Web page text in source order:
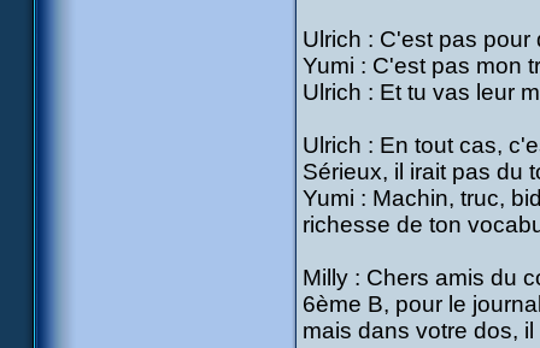
Ulrich : C'est pas pour
Yumi : C'est pas mon
Ulrich : Et tu vas leur
Ulrich : En tout cas,
Sérieux, il irait pas du
Yumi : Machin, truc,
richesse de ton
Milly : Chers amis du
6ème B, pour le
mais dans votre dos,